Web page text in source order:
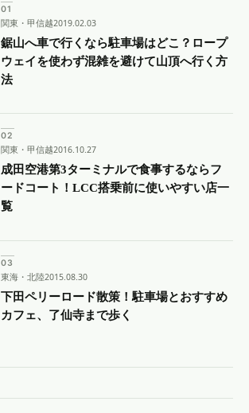
関東・甲信越2019.02.03
鋸山へ車で行くなら駐車場はどこ？ロープ
ウェイを使わず混雑を避けて山頂へ行く方
法
関東・甲信越2016.10.27
成田空港第3ターミナルで食事するならフ
ードコート！LCC搭乗前に使いやすい店一
覧
東海・北陸2015.08.30
下田ペリーロード散策！駐車場とおすすめ
カフェ、了仙寺まで歩く